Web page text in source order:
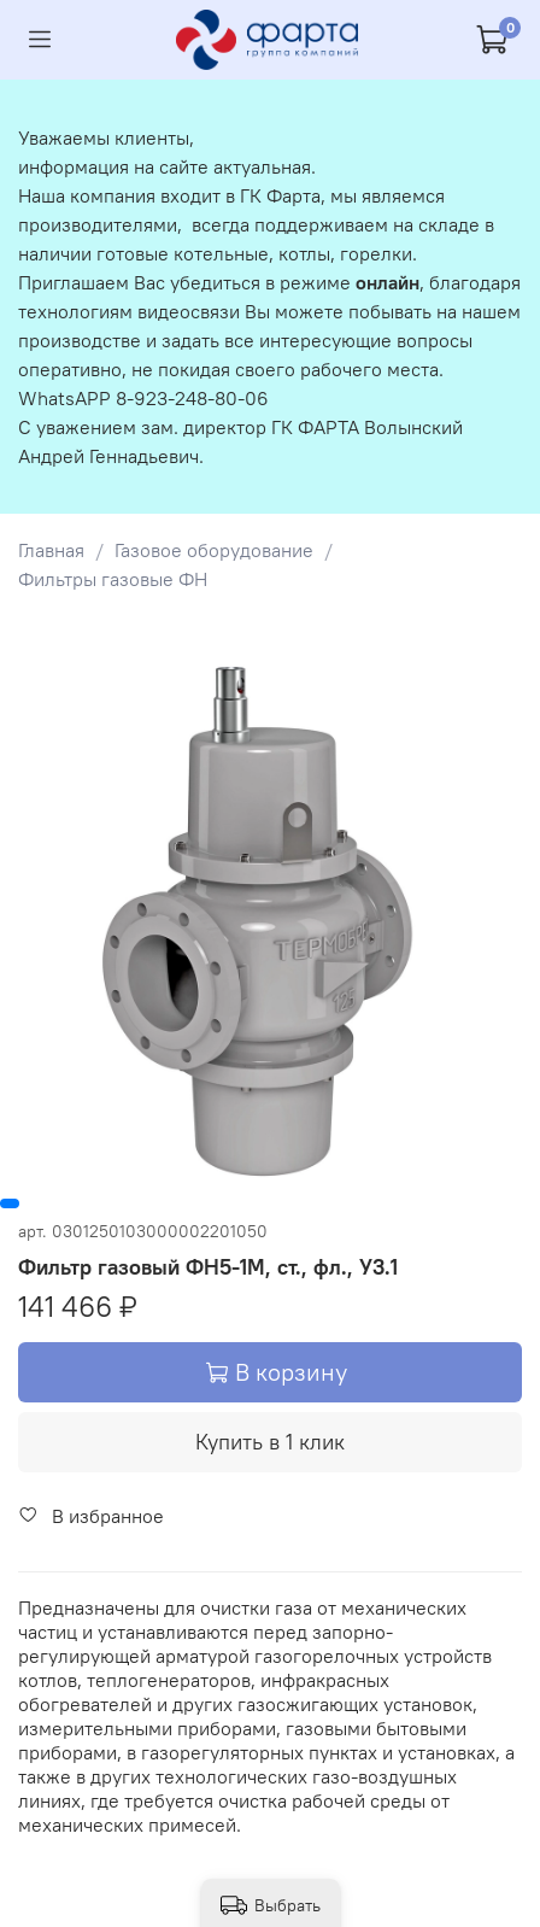
0
Главная
Газовое оборудование
Фильтры газовые ФН
арт. 0301250103000002201050
Фильтр газовый ФН5-1М, ст., фл., У3.1
141 466 ₽
В корзину
Купить в 1 клик
В избранное
Предназначены для очистки газа от механических
частиц и устанавливаются перед запорно-
регулирующей арматурой газогорелочных устройств
котлов, теплогенераторов, инфракрасных
обогревателей и других газосжигающих установок,
измерительными приборами, газовыми бытовыми
приборами, в газорегуляторных пунктах и установках, а
также в других технологических газо-воздушных
линиях, где требуется очистка рабочей среды от
механических примесей.
Выбрать
Уважаемы клиенты,
информация на сайте актуальная.
Наша компания входит в ГК Фарта, мы являемся
производителями, всегда поддерживаем на складе в
наличии готовые котельные, котлы, горелки.
Приглашаем Вас убедиться в режиме онлайн, благодаря
технологиям видеосвязи Вы можете побывать на нашем
производстве и задать все интересующие вопросы
оперативно, не покидая своего рабочего места.
WhatsAPP 8-923-248-80-06
С уважением зам. директор ГК ФАРТА Волынский
Андрей Геннадьевич.